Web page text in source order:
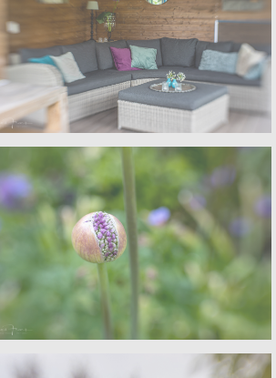
Offene Gärten – Wohngarten
Sanders – Velen
Offene Gärten – Wohngarten